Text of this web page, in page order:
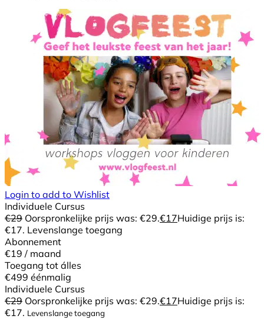
Login to add to Wishlist
Individuele Cursus
€29 Oorspronkelijke prijs was: €29.€17Huidige prijs is:
€17. Levenslange toegang
Abonnement
€19 / maand
Toegang tot álles
€499 éénmalig
Individuele Cursus
€29 Oorspronkelijke prijs was: €29.€17Huidige prijs is:
€17. Levenslange toegang